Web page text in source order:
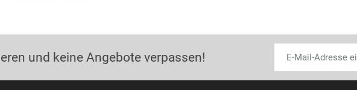
und keine Angebote verpassen!